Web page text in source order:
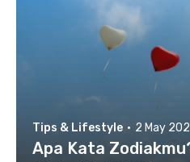
Tips & Lifestyle · 2 May
Apa Kata